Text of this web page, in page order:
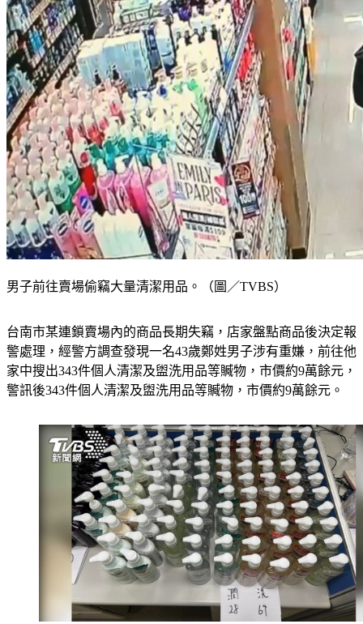
警處理，經警方調查發現一名43歲鄭姓男子涉有重嫌，前往他
家中搜出343件個人清潔及盥洗用品等贓物，市價約9萬餘元，
警訊後343件個人清潔及盥洗用品等贓物，市價約9萬餘元。
男子前往賣場偷竊大量清潔用品。（圖／TVBS）